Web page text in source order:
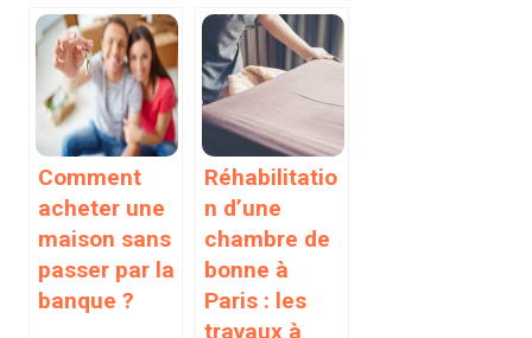
Comment
acheter une
maison sans
passer par la
banque ?
Réhabilitatio
n d’une
chambre de
bonne à
Paris : les
travaux à